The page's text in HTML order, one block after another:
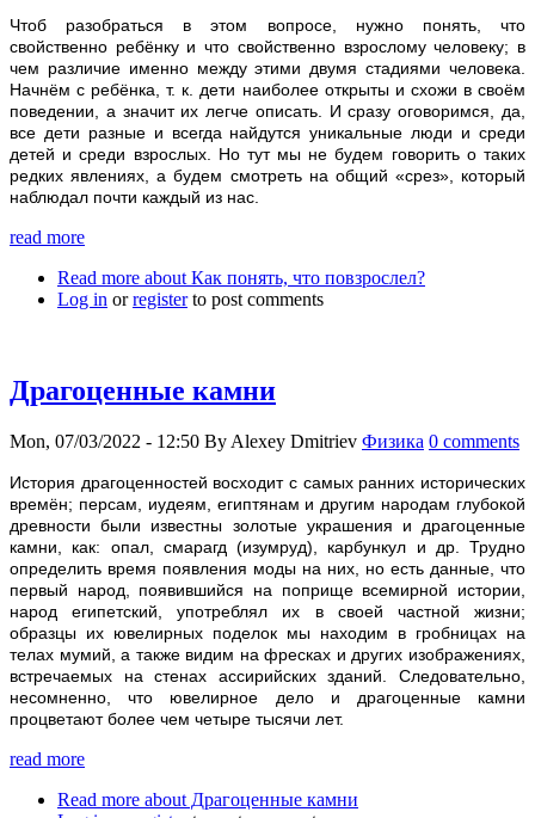
Чтоб разобраться в этом вопросе, нужно понять, что
свойственно ребёнку и что свойственно взрослому человеку; в
чем различие именно между этими двумя стадиями человека.
Начнём с ребёнка, т. к. дети наиболее открыты и схожи в своём
поведении, а значит их легче описать. И сразу оговоримся, да,
все дети разные и всегда найдутся уникальные люди и среди
детей и среди взрослых. Но тут мы не будем говорить о таких
редких явлениях, а будем смотреть на общий «срез», который
наблюдал почти каждый из нас.
read more
Read more about Как понять, что повзрослел?
Log in orregisterto post comments
Драгоценные камни
Mon, 07/03/2022 - 12:50 By Alexey Dmitriev Физика 0 comments
История драгоценностей восходит с самых ранних исторических
времён; персам, иудеям, египтянам и другим народам глубокой
древности были известны золотые украшения и драгоценные
камни, как: опал, смарагд (изумруд), карбункул и др. Трудно
определить время появления моды на них, но есть данные, что
первый народ, появившийся на поприще всемирной истории,
народ египетский, употреблял их в своей частной жизни;
образцы их ювелирных поделок мы находим в гробницах на
телах мумий, а также видим на фресках и других изображениях,
встречаемых на стенах ассирийских зданий. Следовательно,
несомненно, что ювелирное дело и драгоценные камни
процветают более чем четыре тысячи лет.
read more
Read more about Драгоценные камни